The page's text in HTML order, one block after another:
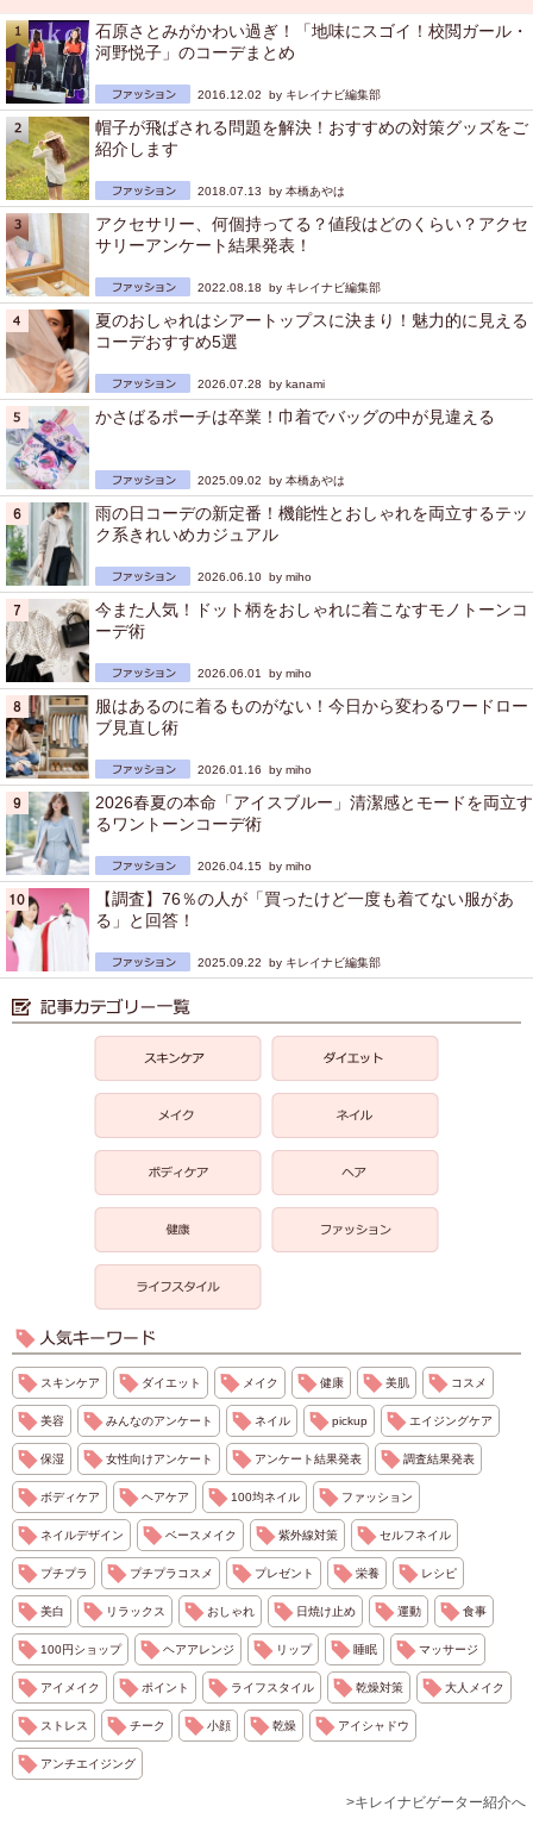
石原さとみがかわい過ぎ！「地味にスゴイ！校閲ガール・
河野悦子」のコーデまとめ
2016.12.02 by キレイナビ編集部
帽子が飛ばされる問題を解決！おすすめの対策グッズをご
紹介します
2018.07.13 by 本橋あやは
アクセサリー、何個持ってる？値段はどのくらい？アクセ
サリーアンケート結果発表！
2022.08.18 by キレイナビ編集部
夏のおしゃれはシアートップスに決まり！魅力的に見える
コーデおすすめ5選
2026.07.28 by kanami
かさばるポーチは卒業！巾着でバッグの中が見違える
2025.09.02 by 本橋あやは
雨の日コーデの新定番！機能性とおしゃれを両立するテッ
ク系きれいめカジュアル
2026.06.10 by miho
今また人気！ドット柄をおしゃれに着こなすモノトーンコ
ーデ術
2026.06.01 by miho
服はあるのに着るものがない！今日から変わるワードロー
ブ見直し術
2026.01.16 by miho
2026春夏の本命「アイスブルー」清潔感とモードを両立す
るワントーンコーデ術
2026.04.15 by miho
【調査】76％の人が「買ったけど一度も着てない服があ
る」と回答！
2025.09.22 by キレイナビ編集部
スキンケア ダイエット メイク 健康 美肌 コスメ
美容 みんなのアンケート ネイル pickup エイジングケア
保湿 女性向けアンケート アンケート結果発表 調査結果発表
ボディケア ヘアケア 100均ネイル ファッション
ネイルデザイン ベースメイク 紫外線対策 セルフネイル
プチプラ プチプラコスメ プレゼント 栄養 レシピ
美白 リラックス おしゃれ 日焼け止め 運動 食事
100円ショップ ヘアアレンジ リップ 睡眠 マッサージ
アイメイク ポイント ライフスタイル 乾燥対策 大人メイク
ストレス チーク 小顔 乾燥 アイシャドウ
アンチエイジング
>キレイナビゲーター紹介へ